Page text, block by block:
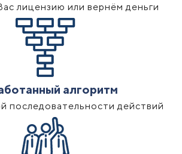
лицензию или вернём деньги
алгоритм
последовательности действий